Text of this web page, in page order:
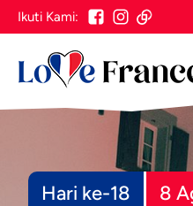
Ikuti Kami:
Hari ke-18 8